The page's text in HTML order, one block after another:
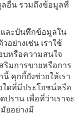
ลอื่น รวมถึงข้อมูลที่
และบันทึกข้อมูลใน
อย่างเช่น เราใช้
บหรือความสนใจ
ริมการขายหรือการ
คุกกี้ยังช่วยให้เรา
ใดที่มีประโยชน์หรือ
ราน เพื่อที่ว่าเราจะ
ยอย่างมี